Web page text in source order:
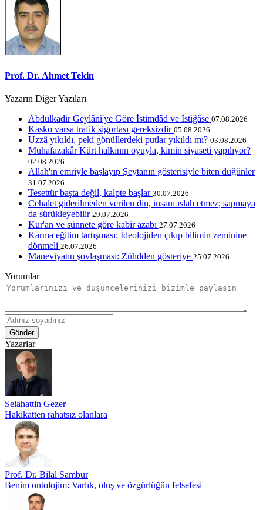
Prof. Dr. Ahmet Tekin
Yazarın Diğer Yazıları
Abdülkadir Geylânî'ye Göre İstimdâd ve İstiğâse 07.08.2026
Kasko varsa trafik sigortası gereksizdir 05.08.2026
Uzzâ yıkıldı, peki gönüllerdeki putlar yıkıldı mı? 03.08.2026
Muhafazakâr Kürt halkının oyuyla, kimin siyaseti yapılıyor?
02.08.2026
Allah'ın emriyle başlayıp Şeytanın gösterisiyle biten düğünler
31.07.2026
Tesettür başta değil, kalpte başlar 30.07.2026
Cehalet giderilmeden verilen din, insanı ıslah etmez; sapmaya
da sürükleyebilir 29.07.2026
Kur'an ve sünnete göre kabir azabı 27.07.2026
Karma eğitim tartışması: İdeolojiden çıkıp bilimin zeminine
dönmeli 26.07.2026
Maneviyatın şovlaşması: Zühdden gösteriye 25.07.2026
Yorumlar
Gönder
Yazarlar
Selahattin Gezer
Hakikatten rahatsız olanlara
Prof. Dr. Bilal Sambur
Benim ontolojim: Varlık, oluş ve özgürlüğün felsefesi